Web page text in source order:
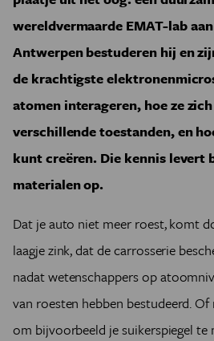
wereldvermaarde EMAT-lab
Antwerpen bestuderen hij en
de krachtigste
atomen interageren, hoe ze
verschillende toestanden, en
kunt creëren. Die kennis levert
materialen op.
Dat je auto niet meer roest, komt
laagje zink, dat de carrosserie
nadat wetenschappers op
van roesten hebben bestudeerd.
om bijvoorbeeld je suikerspiegel te